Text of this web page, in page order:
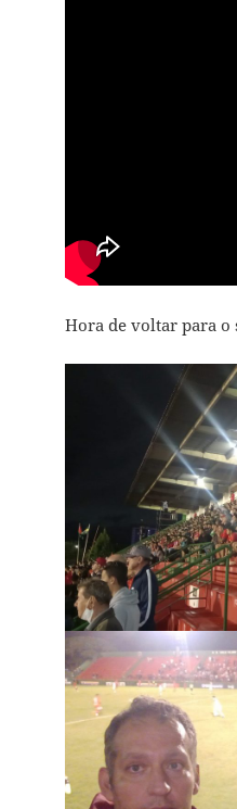
Hora de voltar para